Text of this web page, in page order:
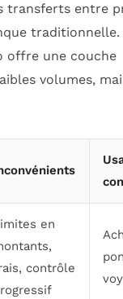
transferts entre
offre une couche
volumes,
en
contrôle